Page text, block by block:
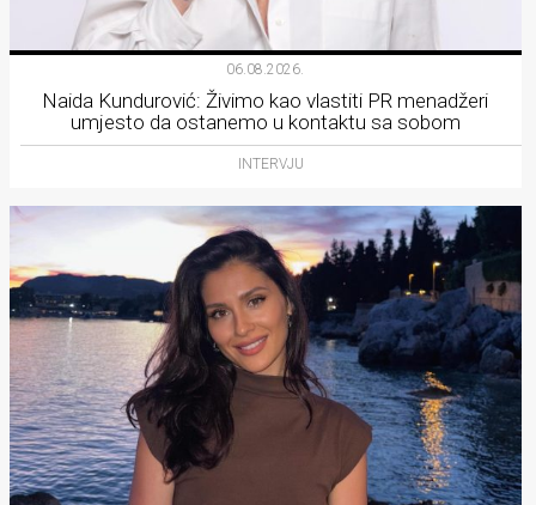
06.08.2026.
Naida Kundurović: Živimo kao vlastiti PR menadžeri
umjesto da ostanemo u kontaktu sa sobom
INTERVJU